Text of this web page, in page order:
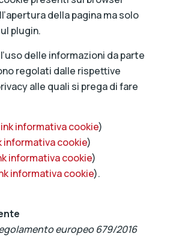
della pagina ma solo
plugin.
delle informazioni da parte
regolati dalle rispettive
alle quali si prega di fare
informativa cookie)
informativa cookie)
informativa cookie)
informativa cookie).
europeo 679/2016